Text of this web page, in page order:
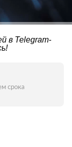
в Telegram-
срока